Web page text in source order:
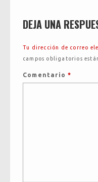
DEJA UNA
Tu dirección de correo
campos obligatorios
Comentario*